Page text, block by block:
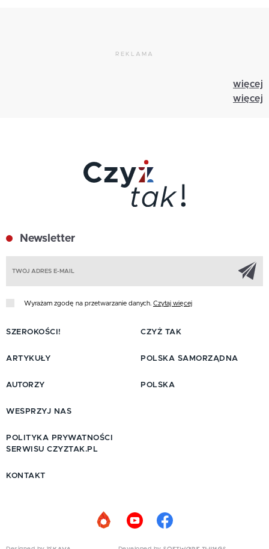
REKLAMA
więcej
więcej
Newsletter
Wyrażam zgodę na przetwarzanie danych. Czytaj więcej
SZEROKOŚCI!
ARTYKUŁY
AUTORZY
CZYŻ TAK
POLSKA SAMORZĄDNA
POLSKA
WESPRZYJ NAS
POLITYKA PRYWATNOŚCI
SERWISU CZYZTAK.PL
KONTAKT